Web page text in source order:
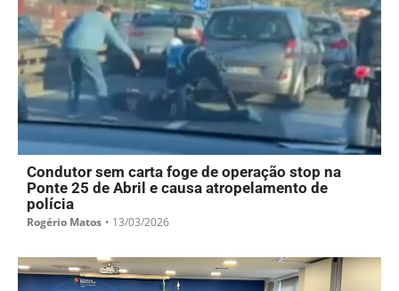
Condutor sem carta foge de operação stop na
Ponte 25 de Abril e causa atropelamento de
polícia
Rogério Matos • 13/03/2026